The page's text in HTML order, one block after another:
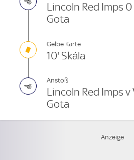
Lincoln Red Imps
Gota
Gelbe Karte
10' Skála
Anstoß
Lincoln Red Imps
Gota